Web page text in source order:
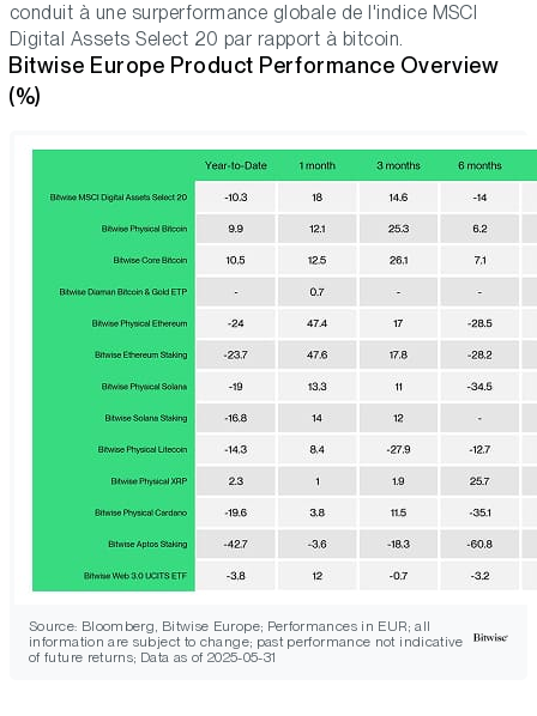
conduit à une surperformance globale de l'indice MSCI
Digital Assets Select 20 par rapport à bitcoin.
Bitwise Europe Product Performance Overview
(%)
Source: Bloomberg, Bitwise Europe; Performances in EUR; all
information are subject to change; past performance not indicative
of future returns; Data as of 2025-05-31